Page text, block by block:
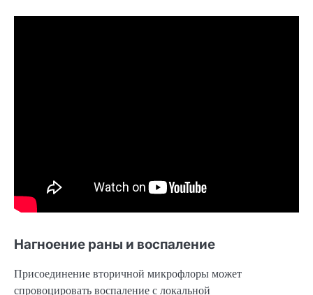
Нагноение раны и воспаление
Присоединение вторичной микрофлоры может
спровоцировать воспаление с локальной